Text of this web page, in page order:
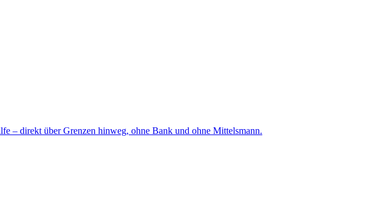
– direkt über Grenzen hinweg, ohne Bank und ohne Mittelsmann.